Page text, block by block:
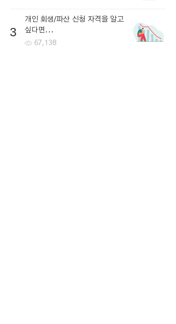
3
개인 회생/파산 신청 자격을 알고
싶다면...
67,138